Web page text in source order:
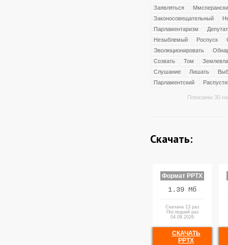
Заявляться
Законосовещательный
Парламентаризм
Незыблемый
Роспуск
Эволюционировать
Созвать
Том
Слушание
Лишать
Парламентский
Показаны 30
Скачать:
Формат PPTX
1.39 Мб
Скачана 13 раз
Последний раз
04.08.2026
СКАЧАТЬ
PPTX